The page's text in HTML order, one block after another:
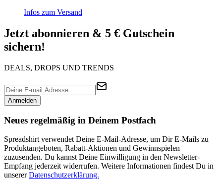
Infos zum Versand
Jetzt abonnieren & 5 € Gutschein
sichern!
DEALS, DROPS UND TRENDS
Anmelden
Neues regelmäßig in Deinem Postfach
Spreadshirt verwendet Deine E-Mail-Adresse, um Dir E-Mails zu
Produktangeboten, Rabatt-Aktionen und Gewinnspielen
zuzusenden. Du kannst Deine Einwilligung in den Newsletter-
Empfang jederzeit widerrufen. Weitere Informationen findest Du in
unsererDatenschutzerklärung.